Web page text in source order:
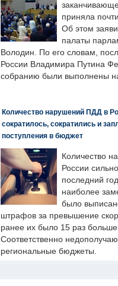
приняла
Об этом
палаты
Володин. По его словам,
России Владимира Путина
собранию были выполнены
Количество нарушений ПДД в
сократилось, сократились и
поступления в бюджет
Количество
России
последний
наиболее
было
штрафов за превышение
ранее их было 15 раз
Соответственно
региональные бюджеты.